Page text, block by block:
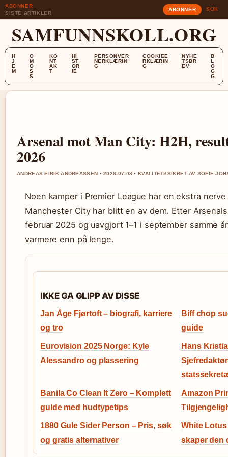
ABONNER
SISTE ARTIKLER
ABONNER SOK
SAMFUNNSKOLL.ORG
H
J
E
M
O
M
O
S
S
KO
NT
AK
T
HI
ST
OR
IE
PERSONVER
NERKLÆRIN
G
COOKIEE
RKLÆRIN
G
NYHE
TSBR
EV
B
L
O
G
G
Arsenal mot Man City: H2H,
2026
ANDREAS EIRIK ANDREASSEN • 2026-07-03 • KVALITETSSIKRET AV SOFIE
Noen kamper i Premier League har en ekstra
Manchester City har blitt en av dem. Etter
februar 2025 og uavgjort 1–1 i september samme
varmere enn på lenge.
IKKE GA GLIPP AV DISSE
Jan Åge Fjørtoft – biografi, karriere
og tro
Biff chop
guide
Eurovision 2025 Norge: Kyle
Alessandro og plassering
Hans
Banila Co Clean It Zero – Komplett
guide med hudtypetips
Amazon
1880 Gule Sider Person – Pris, søk
og gratis alternativer
White
skaper den